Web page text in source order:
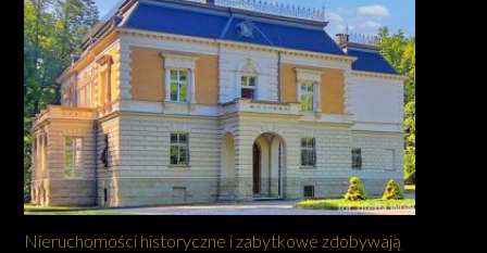
Nieruchomości historyczne i zabytkowe zdobywają